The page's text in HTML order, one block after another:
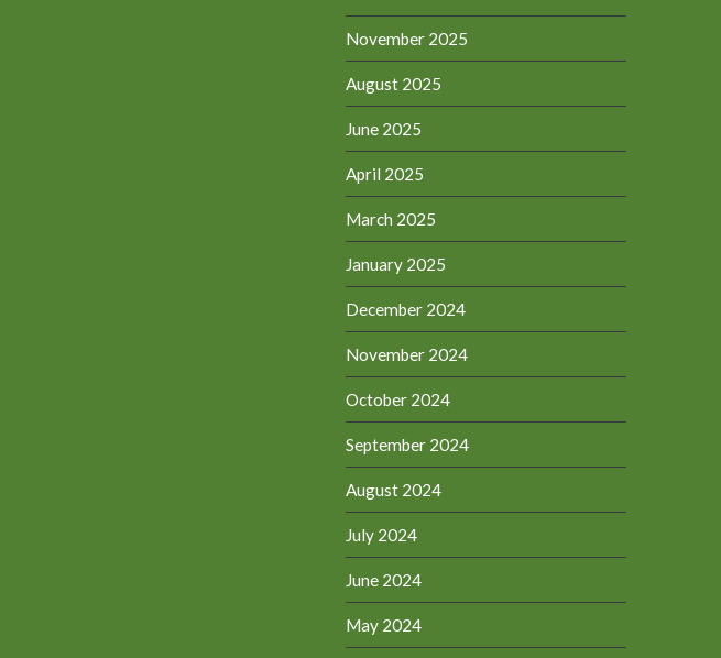
November 2025
August 2025
June 2025
April 2025
March 2025
January 2025
December 2024
November 2024
October 2024
September 2024
August 2024
July 2024
June 2024
May 2024